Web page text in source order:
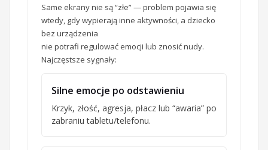
Same ekrany nie są “złe” — problem pojawia się
wtedy, gdy wypierają inne aktywności, a dziecko
bez urządzenia
nie potrafi regulować emocji lub znosić nudy.
Najczęstsze sygnały:
Silne emocje po odstawieniu
Krzyk, złość, agresja, płacz lub “awaria” po
zabraniu tabletu/telefonu.